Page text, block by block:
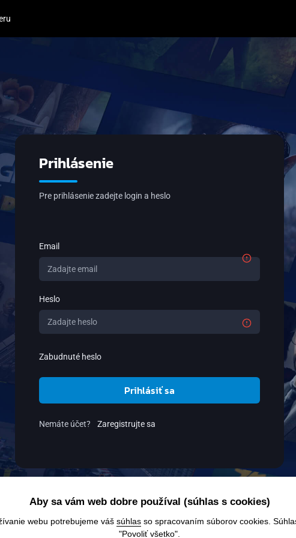
Prihlásenie
Pre prihlásenie zadejte login a heslo
Email
Heslo
Zabudnuté heslo
Prihlásiť sa
Nemáte účet? Zaregistrujte sa
Aby sa vám web dobre používal (súhlas s cookies)
webu potrebujeme váš súhlas so spracovaním súborov cookies.
"Povoliť všetko".